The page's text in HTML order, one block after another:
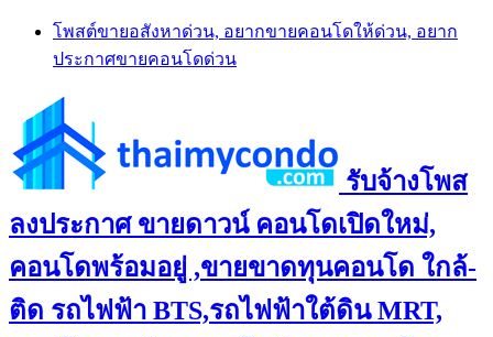
Skip
content
โพสต์ขายอสังหาด่วน, อยากขายคอนโดให้ด่วน, อยาก
ประกาศขายคอนโดด่วน
รับจ้างโพส
ลงประกาศ ขายดาวน์ คอนโดเปิดใหม่,
คอนโดพร้อมอยู่ ,ขายขาดทุนคอนโด ใกล้-
ติด รถไฟฟ้า BTS,รถไฟฟ้าใต้ดิน MRT,